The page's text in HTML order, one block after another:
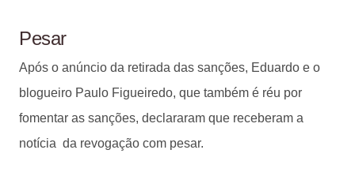
Pesar
Após o anúncio da retirada das sanções, Eduardo e o
blogueiro Paulo Figueiredo, que também é réu por
fomentar as sanções, declararam que receberam a
notícia da revogação com pesar.